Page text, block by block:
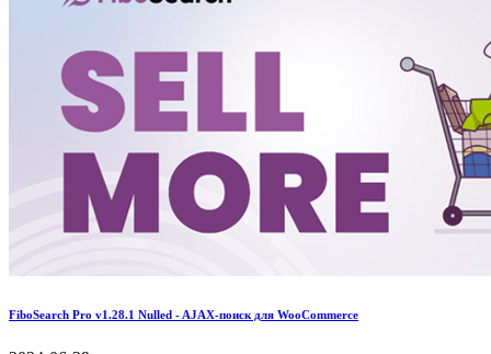
FiboSearch Pro v1.28.1 Nulled - AJAX-поиск для WooCommerce